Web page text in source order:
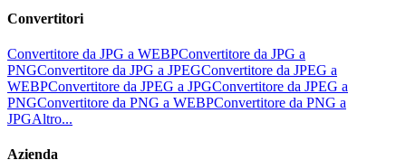
Convertitori
Convertitore da JPG a WEBPConvertitore da JPG a
PNGConvertitore da JPG a JPEGConvertitore da JPEG a
WEBPConvertitore da JPEG a JPGConvertitore da JPEG a
PNGConvertitore da PNG a WEBPConvertitore da PNG a
JPGAltro...
Azienda